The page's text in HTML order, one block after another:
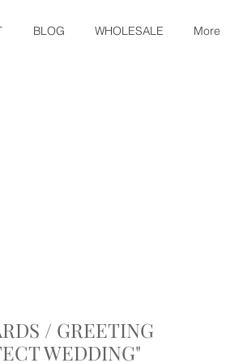
BLOG WHOLESALE More
/ GREETING
WEDDING"